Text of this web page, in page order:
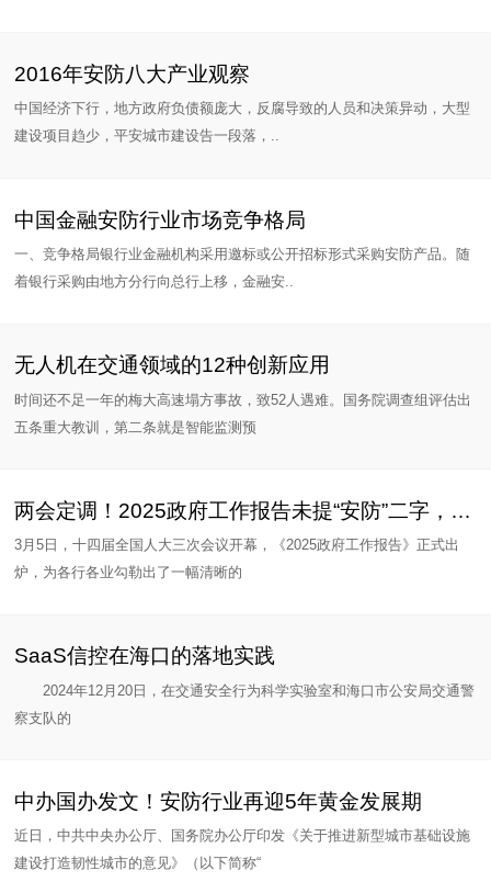
2016年安防八大产业观察
中国经济下行，地方政府负债额庞大，反腐导致的人员和决策异动，大型
建设项目趋少，平安城市建设告一段落，..
中国金融安防行业市场竞争格局
一、竞争格局银行业金融机构采用邀标或公开招标形式采购安防产品。随
着银行采购由地方分行向总行上移，金融安..
无人机在交通领域的12种创新应用
时间还不足一年的梅大高速塌方事故，致52人遇难。国务院调查组评估出
五条重大教训，第二条就是智能监测预
两会定调！2025政府工作报告未提“安防”二字，但.....
3月5日，十四届全国人大三次会议开幕，《2025政府工作报告》正式出
炉，为各行各业勾勒出了一幅清晰的
SaaS信控在海口的落地实践
2024年12月20日，在交通安全行为科学实验室和海口市公安局交通警
察支队的
中办国办发文！安防行业再迎5年黄金发展期
近日，中共中央办公厅、国务院办公厅印发《关于推进新型城市基础设施
建设打造韧性城市的意见》（以下简称“